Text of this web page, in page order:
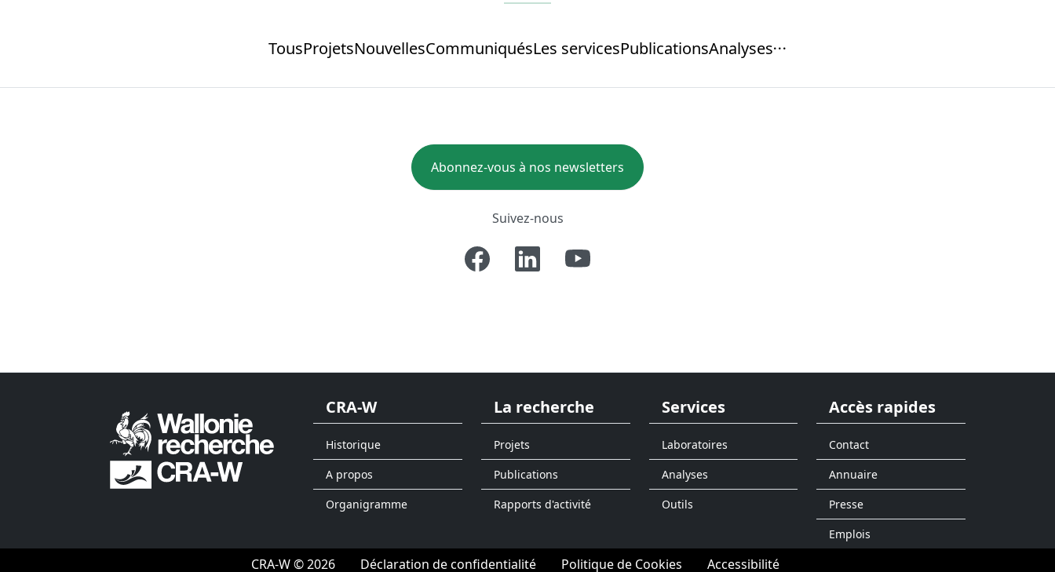
TousProjetsNouvellesCommuniquésLes servicesPublicationsAnalyses
Abonnez-vous à nos newsletters
Suivez-nous
CRA-W
Historique
A propos
Organigramme
La recherche
Projets
Publications
Rapports d'activité
Services
Laboratoires
Analyses
Outils
Accès rapides
Contact
Annuaire
Presse
Emplois
CRA-W © 2026 Déclaration de confidentialité Politique de Cookies Accessibilité